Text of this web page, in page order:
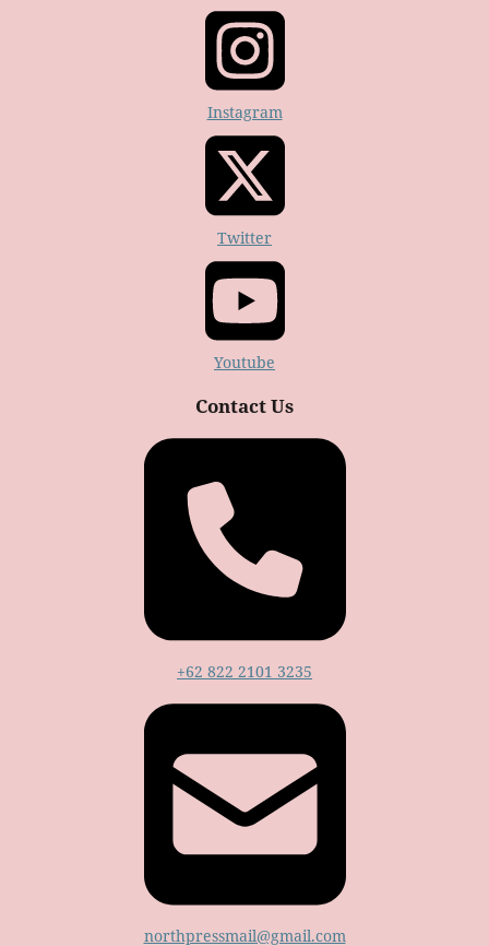
Instagram
Twitter
Youtube
Contact Us
+62 822 2101 3235
northpressmail@gmail.com